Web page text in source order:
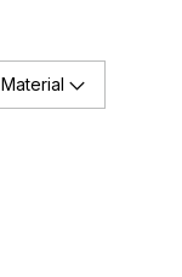
Material